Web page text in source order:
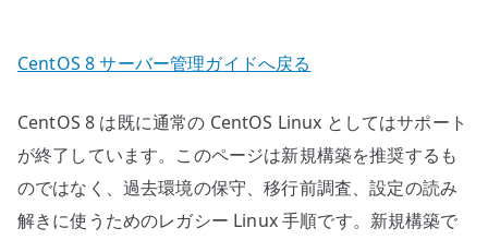
へ
CentOS 8 サーバー管理ガイドへ戻る
CentOS 8 は既に通常の CentOS Linux としてはサポート
が終了しています。このページは新規構築を推奨するも
のではなく、過去環境の保守、移行前調査、設定の読み
解きに使うためのレガシー Linux 手順です。新規構築で